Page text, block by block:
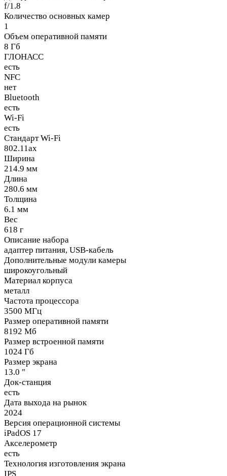
f/1.8
Количество основных камер
1
Объем оперативной памяти
8 Гб
ГЛОНАСС
есть
NFC
нет
Bluetooth
есть
Wi-Fi
есть
Стандарт Wi-Fi
802.11ax
Ширина
214.9 мм
Длина
280.6 мм
Толщина
6.1 мм
Вес
618 г
Описание набора
адаптер питания, USB-кабель
Дополнительные модули камеры
широкоугольный
Материал корпуса
металл
Частота процессора
3500 МГц
Размер оперативной памяти
8192 Мб
Размер встроенной памяти
1024 Гб
Размер экрана
13.0 "
Док-станция
есть
Дата выхода на рынок
2024
Версия операционной системы
iPadOS 17
Акселерометр
есть
Технология изготовления экрана
IPS